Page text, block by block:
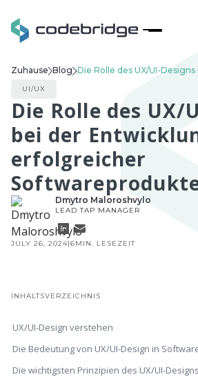
Zuhause Blog
UI/UX
Die Rolle des UX/
bei der
erfolgreicher
Dmytro Maloroshvylo
LEAD ТАР MANAGER
JULY 26, 2024|6MIN. LESEZEIT
INHALTSVERZEICHNIS
UX/UI-Design verstehen
Die Bedeutung von UX/UI-Design in
Die wichtigsten Prinzipien des UX/UI-Designs